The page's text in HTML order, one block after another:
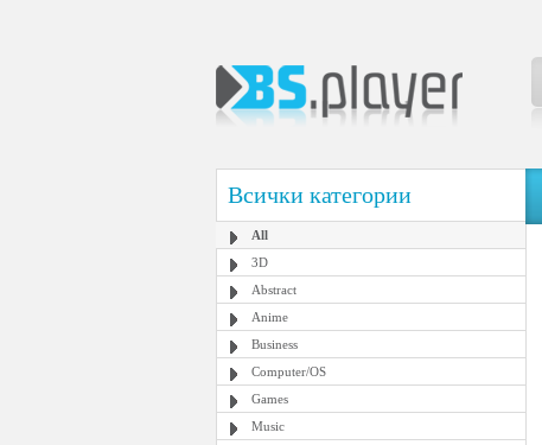
Всички категории
All
3D
Abstract
Anime
Business
Computer/OS
Games
Music